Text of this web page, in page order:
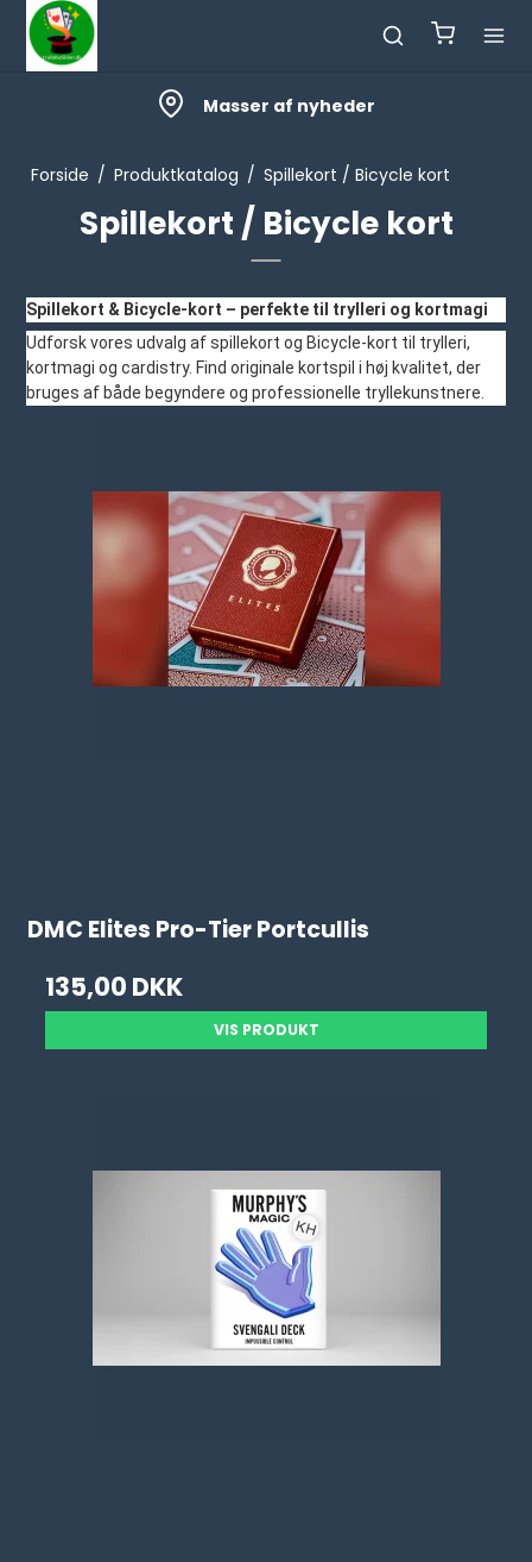
Masser af nyheder
Forside / Produktkatalog / Spillekort / Bicycle kort
Spillekort / Bicycle kort
Spillekort & Bicycle-kort – perfekte til trylleri og kortmagi
Udforsk vores udvalg af spillekort og Bicycle-kort til trylleri,
kortmagi og cardistry. Find originale kortspil i høj kvalitet, der
bruges af både begyndere og professionelle tryllekunstnere.
DMC Elites Pro-Tier Portcullis
135,00 DKK
VIS PRODUKT